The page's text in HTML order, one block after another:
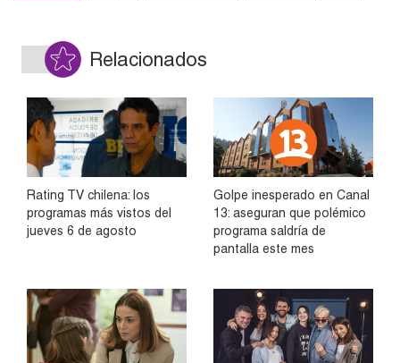
Relacionados
Rating TV chilena: los
programas más vistos del
jueves 6 de agosto
Golpe inesperado en Canal
13: aseguran que polémico
programa saldría de
pantalla este mes